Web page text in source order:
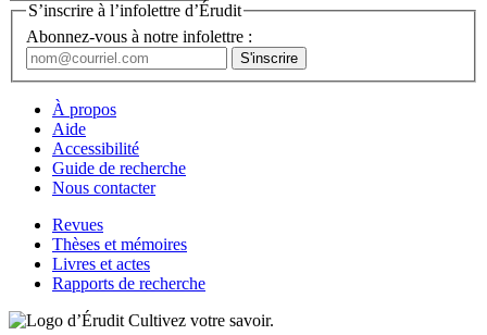
S’inscrire à l’infolettre d’Érudit
Abonnez-vous à notre infolettre :
À propos
Aide
Accessibilité
Guide de recherche
Nous contacter
Revues
Thèses et mémoires
Livres et actes
Rapports de recherche
Cultivez votre savoir.